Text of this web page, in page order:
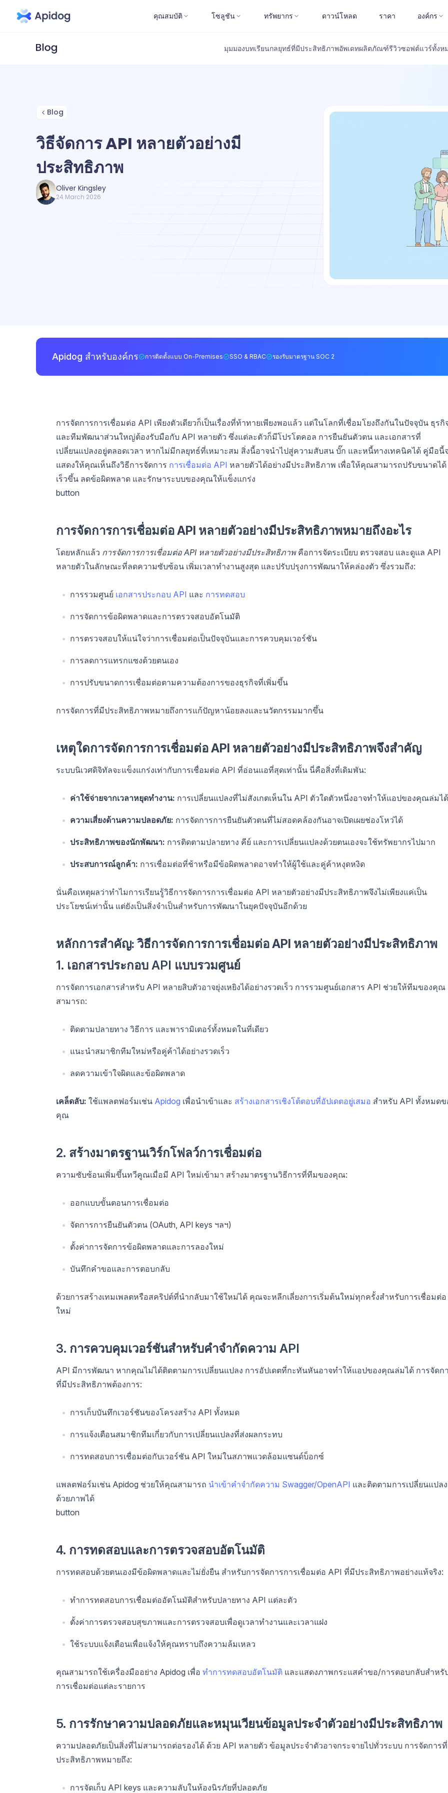
คุณสมบัติ โซลูชัน ทรัพยากร ดาวน์โหลด ราคา องค์กร
มุมมองบทเรียนกลยุทธ์ที่มีประสิทธิภาพอัพเดทผลิตภัณฑ์รีวิวซอฟต์แวร์ทั้งห
Blog
วิธีจัดการ API หลายตัวอย่างมี
ประสิทธิภาพ
Oliver Kingsley
24 March 2026
Apidog สำหรับองค์กร การติดตั้งแบบ On-Premises SSO & RBAC รองรับมาตรฐาน SOC 2
การจัดการการเชื่อมต่อ API เพียงตัวเดียวก็เป็นเรื่องที่ท้าทายเพียงพอแล้ว แต่ในโลกที่เชื่อมโยงถึงกันในปัจจุบัน ธุรกิ
และทีมพัฒนาส่วนใหญ่ต้องรับมือกับ API หลายตัว ซึ่งแต่ละตัวก็มีโปรโตคอล การยืนยันตัวตน และเอกสารที่
เปลี่ยนแปลงอยู่ตลอดเวลา หากไม่มีกลยุทธ์ที่เหมาะสม สิ่งนี้อาจนำไปสู่ความสับสน บั๊ก และหนี้ทางเทคนิคได้ คู่มือนี้
แสดงให้คุณเห็นถึงวิธีการจัดการ การเชื่อมต่อ API หลายตัวได้อย่างมีประสิทธิภาพ เพื่อให้คุณสามารถปรับขนาดได้
เร็วขึ้น ลดข้อผิดพลาด และรักษาระบบของคุณให้แข็งแกร่ง
button
การจัดการการเชื่อมต่อ API หลายตัวอย่างมีประสิทธิภาพหมายถึงอะไร
โดยหลักแล้ว การจัดการการเชื่อมต่อ API หลายตัวอย่างมีประสิทธิภาพคือการจัดระเบียบ ตรวจสอบ และดูแล API
หลายตัวในลักษณะที่ลดความซับซ้อน เพิ่มเวลาทำงานสูงสุด และปรับปรุงการพัฒนาให้คล่องตัว ซึ่งรวมถึง:
การรวมศูนย์ เอกสารประกอบ API และ การทดสอบ
การจัดการข้อผิดพลาดและการตรวจสอบอัตโนมัติ
การตรวจสอบให้แน่ใจว่าการเชื่อมต่อเป็นปัจจุบันและการควบคุมเวอร์ชัน
การลดการแทรกแซงด้วยตนเอง
การปรับขนาดการเชื่อมต่อตามความต้องการของธุรกิจที่เพิ่มขึ้น
การจัดการที่มีประสิทธิภาพหมายถึงการแก้ปัญหาน้อยลงและนวัตกรรมมากขึ้น
เหตุใดการจัดการการเชื่อมต่อ API หลายตัวอย่างมีประสิทธิภาพจึงสำคัญ
ระบบนิเวศดิจิทัลจะแข็งแกร่งเท่ากับการเชื่อมต่อ API ที่อ่อนแอที่สุดเท่านั้น นี่คือสิ่งที่เดิมพัน:
ค่าใช้จ่ายจากเวลาหยุดทำงาน: การเปลี่ยนแปลงที่ไม่สังเกตเห็นใน API ตัวใดตัวหนึ่งอาจทำให้แอปของคุณล่มได้
ความเสี่ยงด้านความปลอดภัย: การจัดการการยืนยันตัวตนที่ไม่สอดคล้องกันอาจเปิดเผยช่องโหว่ได้
ประสิทธิภาพของนักพัฒนา: การติดตามปลายทาง คีย์ และการเปลี่ยนแปลงด้วยตนเองจะใช้ทรัพยากรไปมาก
ประสบการณ์ลูกค้า: การเชื่อมต่อที่ช้าหรือมีข้อผิดพลาดอาจทำให้ผู้ใช้และคู่ค้าหงุดหงิด
นั่นคือเหตุผลว่าทำไมการเรียนรู้วิธีการจัดการการเชื่อมต่อ API หลายตัวอย่างมีประสิทธิภาพจึงไม่เพียงแค่เป็น
ประโยชน์เท่านั้น แต่ยังเป็นสิ่งจำเป็นสำหรับการพัฒนาในยุคปัจจุบันอีกด้วย
หลักการสำคัญ: วิธีการจัดการการเชื่อมต่อ API หลายตัวอย่างมีประสิทธิภาพ
1. เอกสารประกอบ API แบบรวมศูนย์
การจัดการเอกสารสำหรับ API หลายสิบตัวอาจยุ่งเหยิงได้อย่างรวดเร็ว การรวมศูนย์เอกสาร API ช่วยให้ทีมของคุณ
สามารถ:
ติดตามปลายทาง วิธีการ และพารามิเตอร์ทั้งหมดในที่เดียว
แนะนำสมาชิกทีมใหม่หรือคู่ค้าได้อย่างรวดเร็ว
ลดความเข้าใจผิดและข้อผิดพลาด
เคล็ดลับ: ใช้แพลตฟอร์มเช่น Apidog เพื่อนำเข้าและ สร้างเอกสารเชิงโต้ตอบที่อัปเดตอยู่เสมอ สำหรับ API ทั้งหมดข
คุณ
2. สร้างมาตรฐานเวิร์กโฟลว์การเชื่อมต่อ
ความซับซ้อนเพิ่มขึ้นทวีคูณเมื่อมี API ใหม่เข้ามา สร้างมาตรฐานวิธีการที่ทีมของคุณ:
ออกแบบขั้นตอนการเชื่อมต่อ
จัดการการยืนยันตัวตน (OAuth, API keys ฯลฯ)
ตั้งค่าการจัดการข้อผิดพลาดและการลองใหม่
บันทึกคำขอและการตอบกลับ
ด้วยการสร้างเทมเพลตหรือสคริปต์ที่นำกลับมาใช้ใหม่ได้ คุณจะหลีกเลี่ยงการเริ่มต้นใหม่ทุกครั้งสำหรับการเชื่อมต่อ
ใหม่
3. การควบคุมเวอร์ชันสำหรับคำจำกัดความ API
API มีการพัฒนา หากคุณไม่ได้ติดตามการเปลี่ยนแปลง การอัปเดตที่กะทันหันอาจทำให้แอปของคุณล่มได้ การจัดก
ที่มีประสิทธิภาพต้องการ:
การเก็บบันทึกเวอร์ชันของโครงสร้าง API ทั้งหมด
การแจ้งเตือนสมาชิกทีมเกี่ยวกับการเปลี่ยนแปลงที่ส่งผลกระทบ
การทดสอบการเชื่อมต่อกับเวอร์ชัน API ใหม่ในสภาพแวดล้อมแซนด์บ็อกซ์
แพลตฟอร์มเช่น Apidog ช่วยให้คุณสามารถ นำเข้าคำจำกัดความ Swagger/OpenAPI และติดตามการเปลี่ยนแปลง
ด้วยภาพได้
button
4. การทดสอบและการตรวจสอบอัตโนมัติ
การทดสอบด้วยตนเองมีข้อผิดพลาดและไม่ยั่งยืน สำหรับการจัดการการเชื่อมต่อ API ที่มีประสิทธิภาพอย่างแท้จริง:
ทำการทดสอบการเชื่อมต่ออัตโนมัติสำหรับปลายทาง API แต่ละตัว
ตั้งค่าการตรวจสอบสุขภาพและการตรวจสอบเพื่อดูเวลาทำงานและเวลาแฝง
ใช้ระบบแจ้งเตือนเพื่อแจ้งให้คุณทราบถึงความล้มเหลว
คุณสามารถใช้เครื่องมืออย่าง Apidog เพื่อ ทำการทดสอบอัตโนมัติ และแสดงภาพกระแสคำขอ/การตอบกลับสำหรั
การเชื่อมต่อแต่ละรายการ
5. การรักษาความปลอดภัยและหมุนเวียนข้อมูลประจำตัวอย่างมีประสิทธิภาพ
ความปลอดภัยเป็นสิ่งที่ไม่สามารถต่อรองได้ ด้วย API หลายตัว ข้อมูลประจำตัวอาจกระจายไปทั่วระบบ การจัดการ
ประสิทธิภาพหมายถึง:
การจัดเก็บ API keys และความลับในห้องนิรภัยที่ปลอดภัย